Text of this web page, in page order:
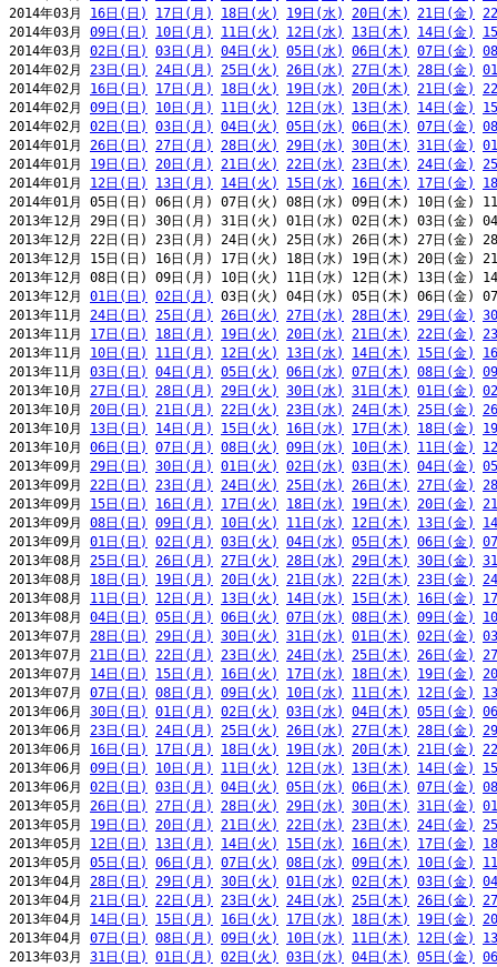
2014年03月 16日(日) 17日(月) 18日(火) 19日(水) 20日(木) 21日(金)
2014年03月 09日(日) 10日(月) 11日(火) 12日(水) 13日(木) 14日(金)
2014年03月 02日(日) 03日(月) 04日(火) 05日(水) 06日(木) 07日(金)
2014年02月 23日(日) 24日(月) 25日(火) 26日(水) 27日(木) 28日(金)
2014年02月 16日(日) 17日(月) 18日(火) 19日(水) 20日(木) 21日(金)
2014年02月 09日(日) 10日(月) 11日(火) 12日(水) 13日(木) 14日(金)
2014年02月 02日(日) 03日(月) 04日(火) 05日(水) 06日(木) 07日(金)
2014年01月 26日(日) 27日(月) 28日(火) 29日(水) 30日(木) 31日(金)
2014年01月 19日(日) 20日(月) 21日(火) 22日(水) 23日(木) 24日(金)
2014年01月 12日(日) 13日(月) 14日(火) 15日(水) 16日(木) 17日(金)
2014年01月 05日(日) 06日(月) 07日(火) 08日(水) 09日(木) 10日(金)
2013年12月 29日(日) 30日(月) 31日(火) 01日(水) 02日(木) 03日(金)
2013年12月 22日(日) 23日(月) 24日(火) 25日(水) 26日(木) 27日(金)
2013年12月 15日(日) 16日(月) 17日(火) 18日(水) 19日(木) 20日(金)
2013年12月 08日(日) 09日(月) 10日(火) 11日(水) 12日(木) 13日(金)
2013年12月 01日(日) 02日(月)
03日(火) 04日(水) 05日(木) 06日(金)
2013年11月 24日(日) 25日(月) 26日(火) 27日(水) 28日(木) 29日(金)
2013年11月 17日(日) 18日(月) 19日(火) 20日(水) 21日(木) 22日(金)
2013年11月 10日(日) 11日(月) 12日(火) 13日(水) 14日(木) 15日(金)
2013年11月 03日(日) 04日(月) 05日(火) 06日(水) 07日(木) 08日(金)
2013年10月 27日(日) 28日(月) 29日(火) 30日(水) 31日(木) 01日(金)
2013年10月 20日(日) 21日(月) 22日(火) 23日(水) 24日(木) 25日(金)
2013年10月 13日(日) 14日(月) 15日(火) 16日(水) 17日(木) 18日(金)
2013年10月 06日(日) 07日(月) 08日(火) 09日(水) 10日(木) 11日(金)
2013年09月 29日(日) 30日(月) 01日(火) 02日(水) 03日(木) 04日(金)
2013年09月 22日(日) 23日(月) 24日(火) 25日(水) 26日(木) 27日(金)
2013年09月 15日(日) 16日(月) 17日(火) 18日(水) 19日(木) 20日(金)
2013年09月 08日(日) 09日(月) 10日(火) 11日(水) 12日(木) 13日(金)
2013年09月 01日(日) 02日(月) 03日(火) 04日(水) 05日(木) 06日(金)
2013年08月 25日(日) 26日(月) 27日(火) 28日(水) 29日(木) 30日(金)
2013年08月 18日(日) 19日(月) 20日(火) 21日(水) 22日(木) 23日(金)
2013年08月 11日(日) 12日(月) 13日(火) 14日(水) 15日(木) 16日(金)
2013年08月 04日(日) 05日(月) 06日(火) 07日(水) 08日(木) 09日(金)
2013年07月 28日(日) 29日(月) 30日(火) 31日(水) 01日(木) 02日(金)
2013年07月 21日(日) 22日(月) 23日(火) 24日(水) 25日(木) 26日(金)
2013年07月 14日(日) 15日(月) 16日(火) 17日(水) 18日(木) 19日(金)
2013年07月 07日(日) 08日(月) 09日(火) 10日(水) 11日(木) 12日(金)
2013年06月 30日(日) 01日(月) 02日(火) 03日(水) 04日(木) 05日(金)
2013年06月 23日(日) 24日(月) 25日(火) 26日(水) 27日(木) 28日(金)
2013年06月 16日(日) 17日(月) 18日(火) 19日(水) 20日(木) 21日(金)
2013年06月 09日(日) 10日(月) 11日(火) 12日(水) 13日(木) 14日(金)
2013年06月 02日(日) 03日(月) 04日(火) 05日(水) 06日(木) 07日(金)
2013年05月 26日(日) 27日(月) 28日(火) 29日(水) 30日(木) 31日(金)
2013年05月 19日(日) 20日(月) 21日(火) 22日(水) 23日(木) 24日(金)
2013年05月 12日(日) 13日(月) 14日(火) 15日(水) 16日(木) 17日(金)
2013年05月 05日(日) 06日(月) 07日(火) 08日(水) 09日(木) 10日(金)
2013年04月 28日(日) 29日(月) 30日(火) 01日(水) 02日(木) 03日(金)
2013年04月 21日(日) 22日(月) 23日(火) 24日(水) 25日(木) 26日(金)
2013年04月 14日(日) 15日(月) 16日(火) 17日(水) 18日(木) 19日(金)
2013年04月 07日(日) 08日(月) 09日(火) 10日(水) 11日(木) 12日(金)
2013年03月 31日(日) 01日(月) 02日(火) 03日(水) 04日(木) 05日(金)